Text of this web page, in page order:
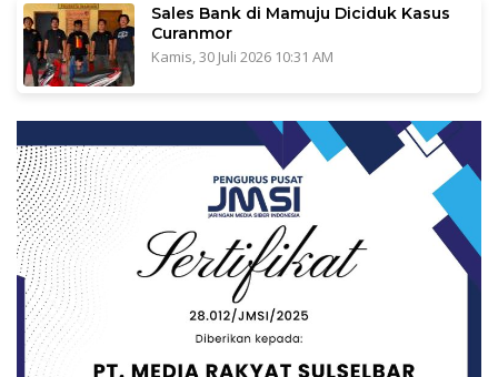
Sales Bank di Mamuju Diciduk Kasus
Curanmor
Kamis, 30 Juli 2026 10:31 AM